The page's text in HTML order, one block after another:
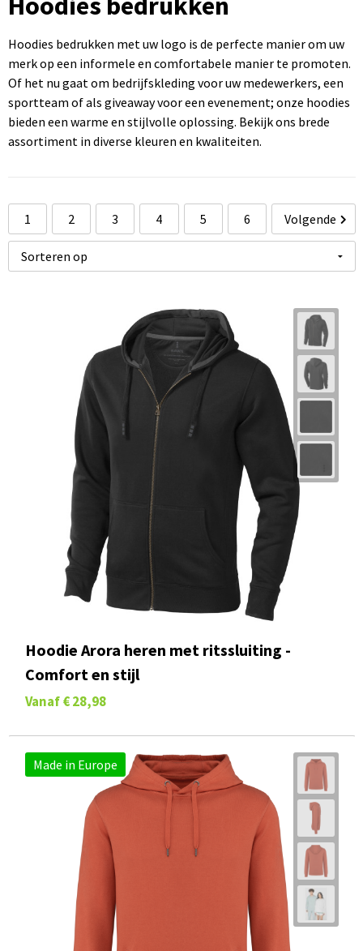
Sportartikelen bedrukken
Kantoorartikelen bedrukken
Paraplu's bedrukken
Gereedschap bedrukken
Touch pennen bedrukken
Luxe pennen bedrukken
Metalen pennen
Markeerstiften bedrukken
Rugzakken bedrukken
Promotietassen bedrukken
Draagtassen bedrukken
Caps bedrukken
Mutsen bedrukken
Bodywarmers bedrukken
Handdoeken bedrukken
USB sticks bedrukken
Computermuizen bedrukken
Hoodies bedrukken met uw logo is de perfecte manier om uw
merk op een informele en comfortabele manier te promoten.
Of het nu gaat om bedrijfskleding voor uw medewerkers, een
sportteam of als giveaway voor een evenement; onze hoodies
bieden een warme en stijlvolle oplossing. Bekijk ons brede
assortiment in diverse kleuren en kwaliteiten.
1 2 3 4 5 6 Volgende
Hoodie Arora heren met ritssluiting -
Comfort en stijl
Vanaf € 28,98
Made in Europe